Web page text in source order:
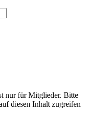
nur für Mitglieder. Bitte
diesen Inhalt zugreifen